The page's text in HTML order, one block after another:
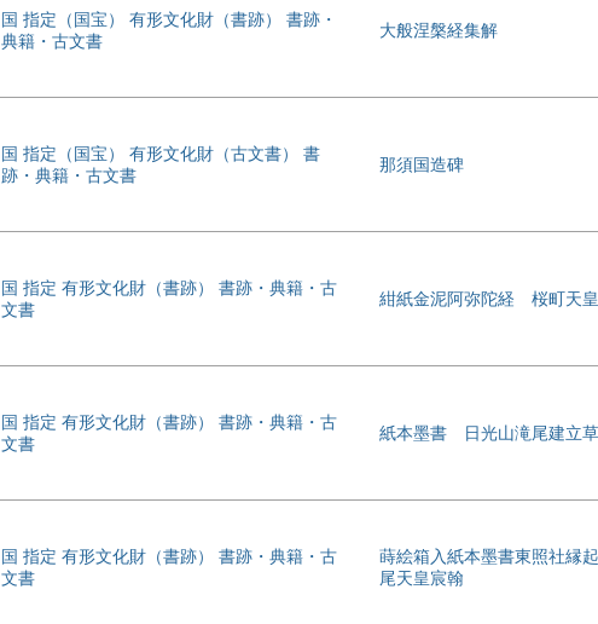
国 指定（国宝） 有形文化財（書跡） 書跡・
典籍・古文書
大般涅槃経集解
国 指定（国宝） 有形文化財（古文書） 書
跡・典籍・古文書
那須国造碑
国 指定 有形文化財（書跡） 書跡・典籍・古
文書
紺紙金泥阿弥陀経 桜町天
国 指定 有形文化財（書跡） 書跡・典籍・古
文書
紙本墨書 日光山滝尾建立
国 指定 有形文化財（書跡） 書跡・典籍・古
文書
蒔絵箱入紙本墨書東照社
尾天皇宸翰